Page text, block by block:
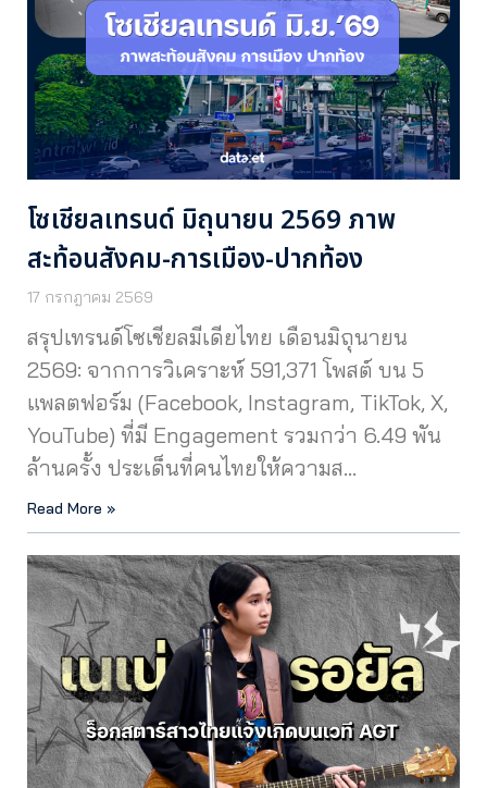
โซเชียลเทรนด์ มิถุนายน 2569 ภาพ
สะท้อนสังคม-การเมือง-ปากท้อง
17 กรกฎาคม 2569
สรุปเทรนด์โซเชียลมีเดียไทย เดือนมิถุนายน
2569: จากการวิเคราะห์ 591,371 โพสต์ บน 5
แพลตฟอร์ม (Facebook, Instagram, TikTok, X,
YouTube) ที่มี Engagement รวมกว่า 6.49 พัน
ล้านครั้ง ประเด็นที่คนไทยให้ความส…
Read More »